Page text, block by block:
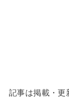
記事は掲載・更